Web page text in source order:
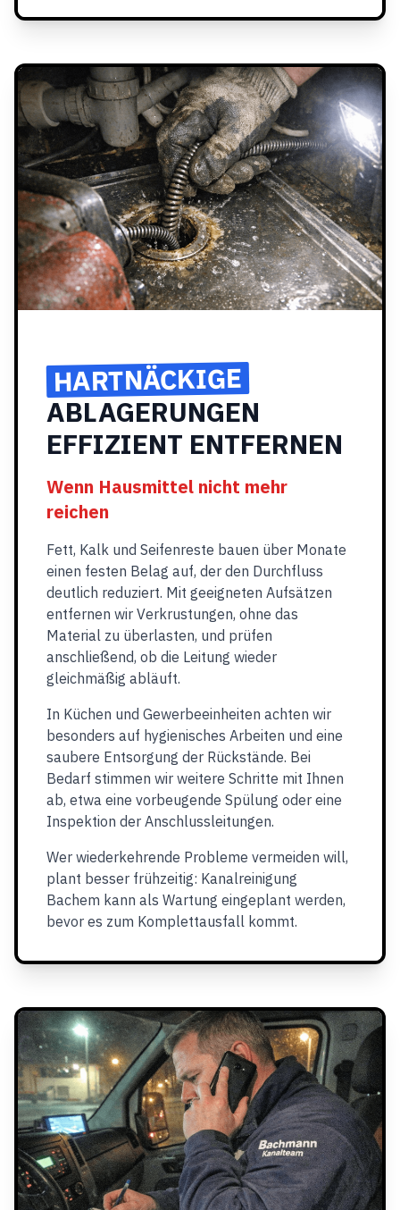
HARTNÄCKIGE
ABLAGERUNGEN
EFFIZIENT ENTFERNEN
Wenn Hausmittel nicht mehr
reichen
Fett, Kalk und Seifenreste bauen über Monate
einen festen Belag auf, der den Durchfluss
deutlich reduziert. Mit geeigneten Aufsätzen
entfernen wir Verkrustungen, ohne das
Material zu überlasten, und prüfen
anschließend, ob die Leitung wieder
gleichmäßig abläuft.
In Küchen und Gewerbeeinheiten achten wir
besonders auf hygienisches Arbeiten und eine
saubere Entsorgung der Rückstände. Bei
Bedarf stimmen wir weitere Schritte mit Ihnen
ab, etwa eine vorbeugende Spülung oder eine
Inspektion der Anschlussleitungen.
Wer wiederkehrende Probleme vermeiden will,
plant besser frühzeitig: Kanalreinigung
Bachem kann als Wartung eingeplant werden,
bevor es zum Komplettausfall kommt.